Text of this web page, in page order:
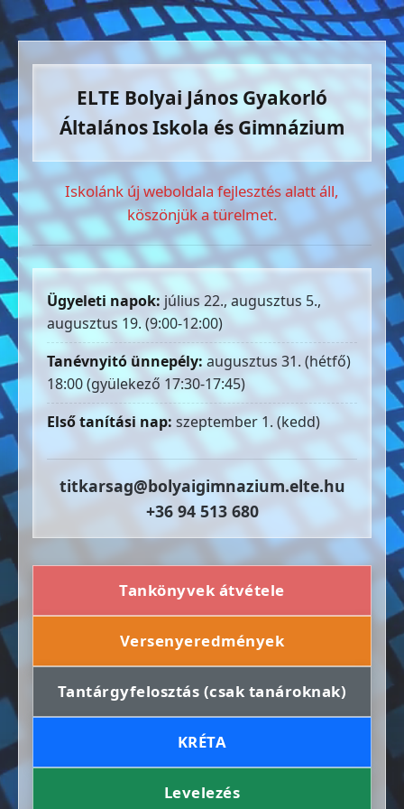
ELTE Bolyai János Gyakorló
Általános Iskola és Gimnázium
Iskolánk új weboldala fejlesztés alatt áll,
köszönjük a türelmet.
Ügyeleti napok: július 22., augusztus 5.,
augusztus 19. (9:00-12:00)
Tanévnyitó ünnepély: augusztus 31. (hétfő)
18:00 (gyülekező 17:30-17:45)
Első tanítási nap: szeptember 1. (kedd)
titkarsag@bolyaigimnazium.elte.hu
+36 94 513 680
Tankönyvek átvétele
Versenyeredmények
Tantárgyfelosztás (csak tanároknak)
KRÉTA
Levelezés